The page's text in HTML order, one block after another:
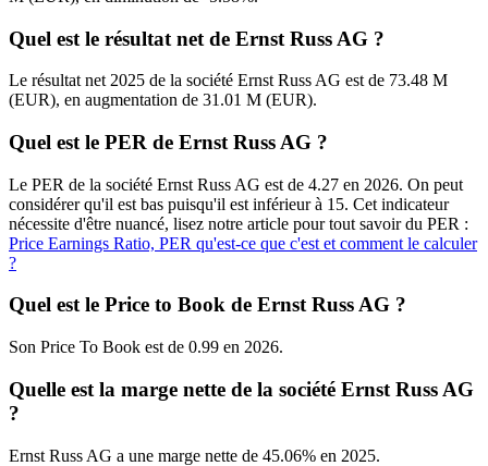
Quel est le résultat net de Ernst Russ AG ?
Le résultat net 2025 de la société Ernst Russ AG est de 73.48 M
(EUR), en augmentation de 31.01 M (EUR).
Quel est le PER de Ernst Russ AG ?
Le PER de la société Ernst Russ AG est de 4.27 en 2026. On peut
considérer qu'il est bas puisqu'il est inférieur à 15. Cet indicateur
nécessite d'être nuancé, lisez notre article pour tout savoir du PER :
Price Earnings Ratio, PER qu'est-ce que c'est et comment le calculer
?
Quel est le Price to Book de Ernst Russ AG ?
Son Price To Book est de 0.99 en 2026.
Quelle est la marge nette de la société Ernst Russ AG
?
Ernst Russ AG a une marge nette de 45.06% en 2025.